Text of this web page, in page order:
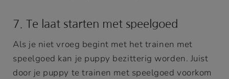
7. Te laat starten met speelgoed
Als je niet vroeg begint met het trainen met
speelgoed kan je puppy bezitterig worden. Juist
door je puppy te trainen met speelgoed voorkom